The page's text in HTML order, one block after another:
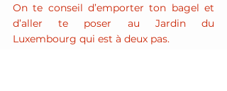
On te conseil d’emporter ton bagel et
d’aller te poser au Jardin du
Luxembourg qui est à deux pas.